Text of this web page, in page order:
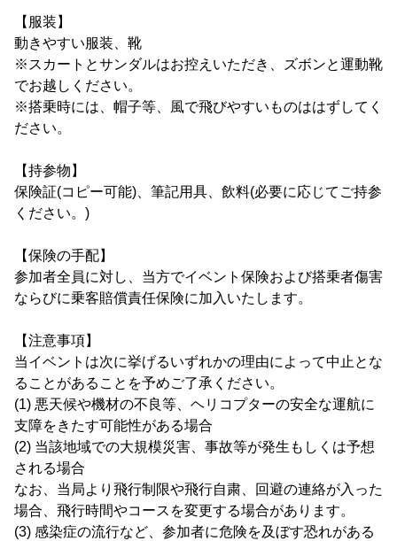
【服装】
動きやすい服装、靴
※スカートとサンダルはお控えいただき、ズボンと運動靴
でお越しください。
※搭乗時には、帽子等、風で飛びやすいものははずしてく
ださい。
【持参物】
保険証(コピー可能)、筆記用具、飲料(必要に応じてご持参
ください。)
【保険の手配】
参加者全員に対し、当方でイベント保険および搭乗者傷害
ならびに乗客賠償責任保険に加入いたします。
【注意事項】
当イベントは次に挙げるいずれかの理由によって中止とな
ることがあることを予めご了承ください。
(1) 悪天候や機材の不良等、ヘリコプターの安全な運航に
支障をきたす可能性がある場合
(2) 当該地域での大規模災害、事故等が発生もしくは予想
される場合
なお、当局より飛行制限や飛行自粛、回避の連絡が入った
場合、飛行時間やコースを変更する場合があります。
(3) 感染症の流行など、参加者に危険を及ぼす恐れがある